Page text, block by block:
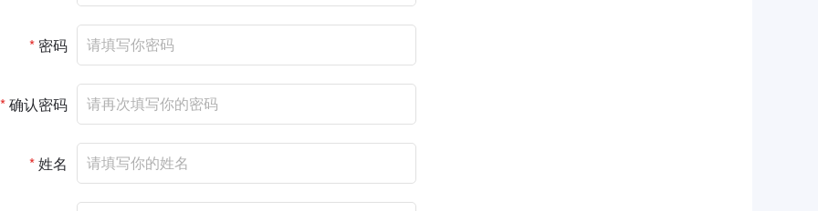
* 密码
*确认密码
*姓名